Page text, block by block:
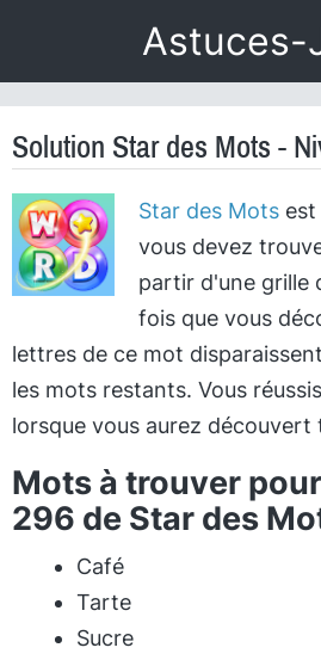
Astuces-
Solution Star des Mots -
Star des Motsest
vous devez
partir d'une grille
fois que vous
lettres de ce mot
les mots restants. Vous
lorsque vous aurez découvert
Mots à trouver
296 de Star des
Café
Tarte
Sucre